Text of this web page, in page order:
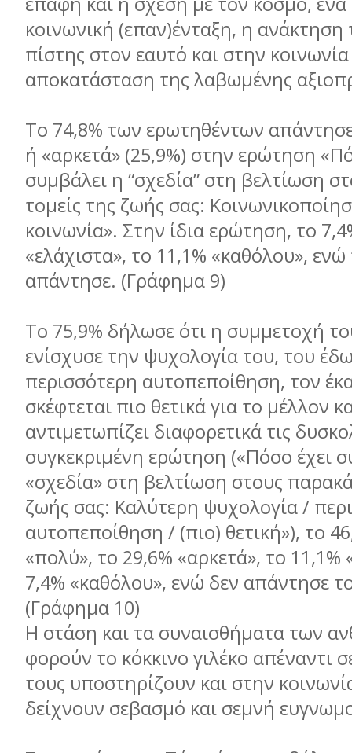
κοινωνική (επαν)ένταξη, η ανάκτηση
πίστης στον εαυτό και στην
αποκατάσταση της λαβωμένης
Το 74,8% των ερωτηθέντων
ή «αρκετά» (25,9%) στην ερώτηση
συμβάλει η “σχεδία” στη βελτίωση
τομείς της ζωής σας:
κοινωνία». Στην ίδια ερώτηση, το
«ελάχιστα», το 11,1% «καθόλου»,
απάντησε. (Γράφημα 9)
Το 75,9% δήλωσε ότι η συμμετοχή
ενίσχυσε την ψυχολογία του, του
περισσότερη αυτοπεποίθηση, τον
σκέφτεται πιο θετικά για το μέλλον
αντιμετωπίζει διαφορετικά τις
συγκεκριμένη ερώτηση («Πόσο έχει
«σχεδία» στη βελτίωση στους
ζωής σας: Καλύτερη ψυχολογία /
αυτοπεποίθηση / (πιο) θετική»), το
«πολύ», το 29,6% «αρκετά», το 11,1%
7,4% «καθόλου», ενώ δεν απάντησε
(Γράφημα 10)
Η στάση και τα συναισθήματα των
φορούν το κόκκινο γιλέκο απέναντι
τους υποστηρίζουν και στην
δείχνουν σεβασμό και σεμνή